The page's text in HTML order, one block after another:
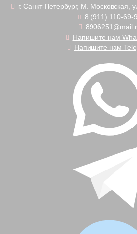
г. Санкт-Петербург, М. Московская,
8 (911) 110-69-
Напишите нам
Напишите нам